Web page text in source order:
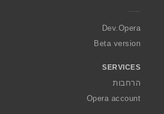
a
Dev.Opera
Beta version
SERVICES
הרחבות
Opera account